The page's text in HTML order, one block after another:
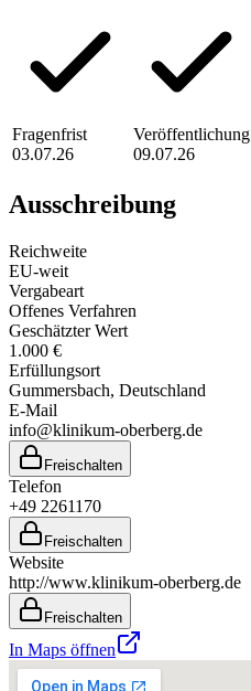
Fragenfrist
03.07.26
Veröffentlichung
09.07.26
Ausschreibung
Reichweite
EU-weit
Vergabeart
Offenes Verfahren
Geschätzter Wert
1.000 €
Erfüllungsort
Gummersbach, Deutschland
E-Mail
info@klinikum-oberberg.de
Freischalten
Telefon
+49 2261170
Freischalten
Website
http://www.klinikum-oberberg.de
Freischalten
In Maps öffnen